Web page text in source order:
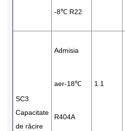
-8℃ R22
SC3
Capacitate
de răcire
Admisia
aer-18℃
R404A
1.1